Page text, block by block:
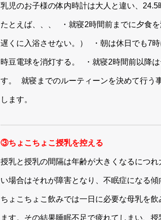
乳児のお子様の体内時計は大人と違い、24.5
たとえば、、、 ・就寝2時間前までに夕食
遅くに入浴させない。） ・朝は休日でも7
時豆電球を消灯する。 ・就寝2時間前以降
す。 就寝までのルーティーンを決めて行う
します。
③ちょこちょこ授乳を控える
授乳と授乳の間隔は年齢が大きくなるにつ
い場合はそれが障害となり、不眠症になる傾
ちょこちょこ飲みでは一日に必要な母乳を
ます。その結果睡眠不足で疲れてしまい、